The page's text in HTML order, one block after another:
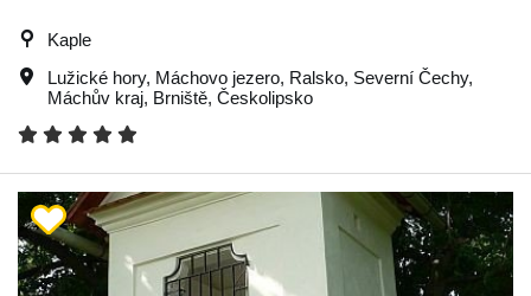
Kaple
Lužické hory, Máchovo jezero, Ralsko, Severní Čechy,
Máchův kraj, Brniště, Českolipsko